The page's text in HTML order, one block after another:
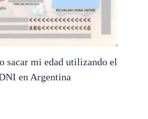
sacar mi edad utilizando el
en Argentina